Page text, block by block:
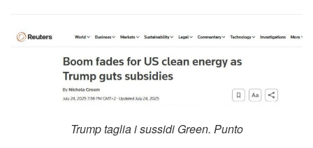
Trump taglia i sussidi Green. Punto